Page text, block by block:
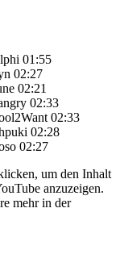
01:55
02:27
02:21
02:33
02:33
02:28
02:27
um den Inhalt
anzuzeigen.
mehr in der